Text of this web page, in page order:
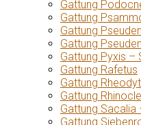
Gattung
Gattung
Gattung
Gattung
Gattung Pyxis –
Gattung Rafetus
Gattung
Gattung
Gattung Sacalia
Gattung